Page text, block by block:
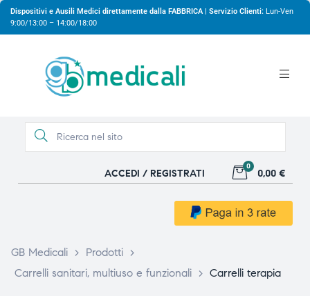
Dispositivi e Ausili Medici direttamente dalla FABBRICA | Servizio Clienti: Lun-Ven
9:00/13:00 – 14:00/18:00
ACCEDI / REGISTRATI
0
0,00 €
GB Medicali > Prodotti
>
Carrelli sanitari, multiuso e funzionali
> Carrelli terapia